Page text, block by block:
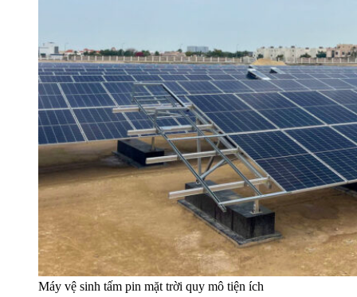
Máy vệ sinh tấm pin mặt trời quy mô tiện ích